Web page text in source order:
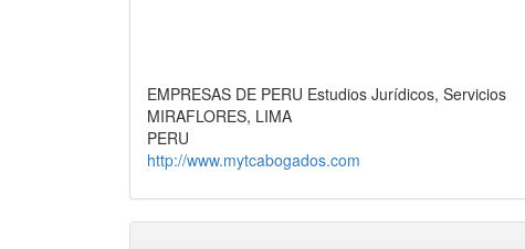
EMPRESAS DE PERU Estudios Jurídicos, Servicios
MIRAFLORES, LIMA
PERU
http://www.mytcabogados.com